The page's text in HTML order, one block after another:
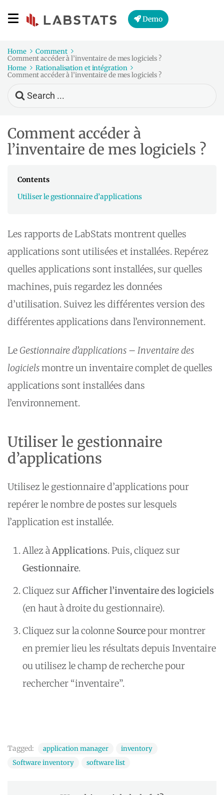
Demo
Home
Comment
Comment accéder à l’inventaire de mes logiciels ?
Home
Rationalisation et intégration
Comment accéder à l’inventaire de mes logiciels ?
Search
For
Comment accéder à
l’inventaire de mes logiciels ?
Contents
Utiliser le gestionnaire d’applications
Les rapports de LabStats montrent quelles
applications sont utilisées et installées. Repérez
quelles applications sont installées, sur quelles
machines, puis regardez les données
d’utilisation. Suivez les différentes version des
différentes applications dans l’environnement.
Le Gestionnaire d’applications – Inventaire des
logicielsmontre un inventaire complet de quelles
applications sont installées dans
l’environnement.
Utiliser le gestionnaire
d’applications
Utilisez le gestionnaire d’applications pour
repérer le nombre de postes sur lesquels
l’application est installée.
Allez àApplications. Puis, cliquez sur
Gestionnaire.
Cliquez surAfficher l’inventaire des logiciels
(en haut à droite du gestionnaire).
Cliquez sur la colonne Sourcepour montrer
en premier lieu les résultats depuis Inventaire
ou utilisez le champ de recherche pour
rechercher “inventaire”.
Tagged: application manager
inventory
Software inventory
software list